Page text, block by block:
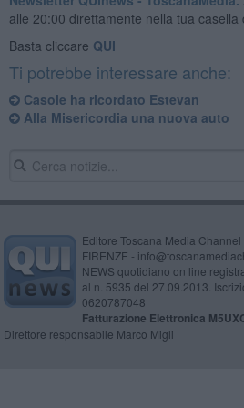
alle 20:00 direttamente nella tua casella
Basta cliccare QUI
Ti potrebbe interessare anche:
Casole ha ricordato Estevan
Alla Misericordia una nuova auto
Editore Toscana Media
FIRENZE -
NEWS quotidiano on line
al n. 5935 del 27.09.2013.
0620787048
Fatturazione Elettronica
Direttore responsabile Marco Migli